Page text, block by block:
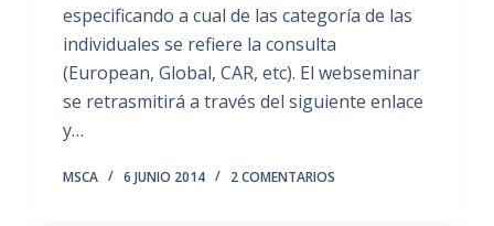
especificando a cual de las categoría de las
individuales se refiere la consulta
(European, Global, CAR, etc). El webseminar
se retrasmitirá a través del siguiente enlace
y…
MSCA 6 JUNIO 2014 2 COMENTARIOS